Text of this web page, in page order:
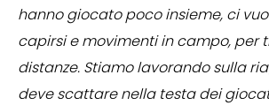
hanno giocato poco insieme, ci
capirsi e movimenti in campo, per
distanze. Stiamo lavorando sulla
deve scattare nella testa dei